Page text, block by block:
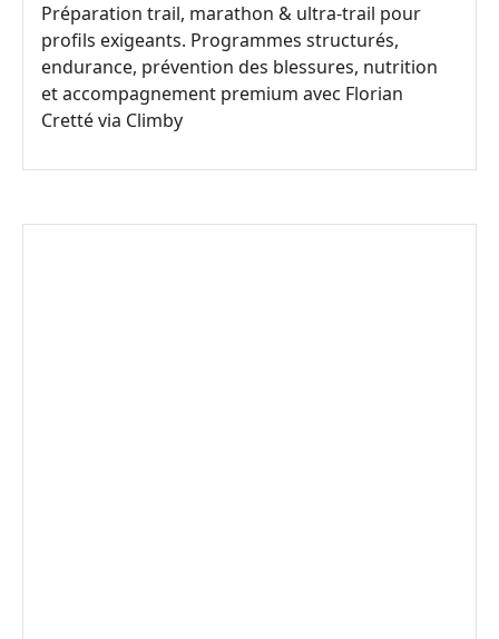
Préparation trail, marathon & ultra-trail pour
profils exigeants. Programmes structurés,
endurance, prévention des blessures, nutrition
et accompagnement premium avec Florian
Cretté via Climby